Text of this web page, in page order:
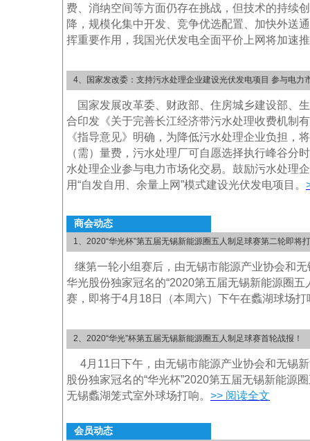
费、消纳空间等方面仍存在挑战，但技术的持续
降，规模化集中开发、竞争优选配置、加快外送
挥重要作用，我国光伏发电全面平价上网将加速
4、国家发改委：支持污水处理企业建设光伏发电项目 参与电力
国家发展改革委、财政部、住房城乡建设部、
合印发《关于完善长江经济带污水处理收费机制
《指导意见》明确，为降低污水处理企业负担，
（需）量费，污水处理厂可自愿选择执行峰谷分
水处理企业参与电力市场化交易。鼓励污水处理
用“自发自用、余量上网”模式建设光伏发电项目。
商会动态
1、2020“华光杯”第五届无锡新能源圈五人制足球赛第二轮即将
继第一轮小组赛后，由无锡市能源产业协会和
华光股份独家冠名的“2020第五届无锡新能源圈五
赛，即将于4月18日（本周六）下午在蠡湖球场打
2、2020“华光”杯第五届无锡新能源圈五人制足球赛首轮战报！
4月11日下午，由无锡市能源产业协会和无锡
股份独家冠名的“华光杯”2020第五届无锡新能源
无锡蠡湖笼式室外球场打响。 >> 阅读全文
会员动态